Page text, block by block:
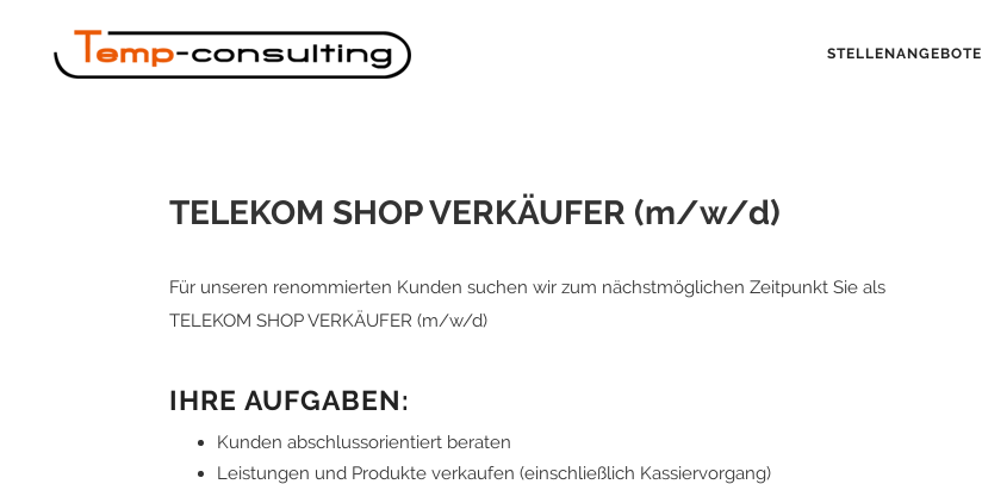
STELLENANGEBOTE
TELEKOM SHOP VERKÄUFER (m/w/d)
Für unseren renommierten Kunden suchen wir zum nächstmöglichen Zeitpunkt Sie als
TELEKOM SHOP VERKÄUFER (m/w/d)
IHRE AUFGABEN:
Kunden abschlussorientiert beraten
Leistungen und Produkte verkaufen (einschließlich Kassiervorgang)